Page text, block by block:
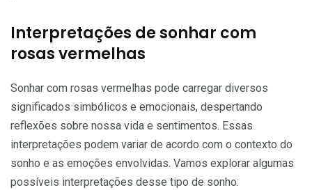
Interpretações de sonhar com
rosas vermelhas
Sonhar com rosas vermelhas pode carregar diversos
significados simbólicos e emocionais, despertando
reflexões sobre nossa vida e sentimentos. Essas
interpretações podem variar de acordo com o contexto do
sonho e as emoções envolvidas. Vamos explorar algumas
possíveis interpretações desse tipo de sonho: